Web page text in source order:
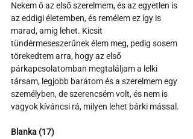
Nekem ő az első szerelmem, és az egyetlen is
az eddigi életemben, és remélem ez így is
marad, amíg lehet. Kicsit
tündérmeseszerűnek élem meg, pedig sosem
törekedtem arra, hogy az első
párkapcsolatomban megtaláljam a lelki
társam, legjobb barátom és a szerelmem egy
személyben, de szerencsém volt, és nem is
vagyok kíváncsi rá, milyen lehet bárki mással.
Blanka (17)